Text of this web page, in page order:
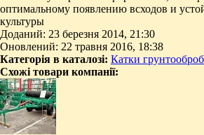
оптимальному появлению всходов и
культуры
Доданий: 23 березня 2014, 21:30
Оновлений: 22 травня 2016, 18:38
Категорія в каталозі: Катки
Схожі товари компанії: